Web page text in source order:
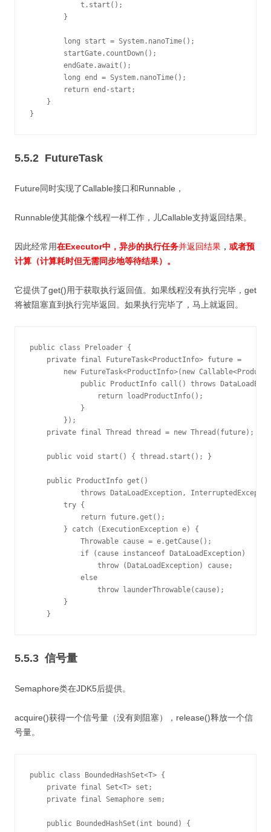
            t.start();
        }
        long start = System.nanoTime();
        startGate.countDown();
        endGate.await();
        long end = System.nanoTime();
        return end-start;
    }
}
5.5.2 FutureTask
Future同时实现了Callable接口和Runnable，
Runnable使其能像个线程一样工作，儿Callable支持返回结果。
因此经常用在Executor中，异步的执行任务并返回结果 ， 或者预
计算（计算耗时但无需同步地等待结果）。
它提供了get()用于获取执行返回值。如果线程没有执行完毕，get
将被阻塞直到执行完毕返回。如果执行完毕了，马上就返回。
public class Preloader {
private final FutureTask<ProductInfo> future =
new FutureTask<ProductInfo>(new
public ProductInfo call() throws
return loadProductInfo();
}
});
private final Thread thread = new Thread(future);
public void start() { thread.start(); }
public ProductInfo get()
throws DataLoadException,
try {
return future.get();
} catch (ExecutionException e) {
Throwable cause = e.getCause();
if (cause instanceof DataLoadException)
throw (DataLoadException) cause;
else
throw launderThrowable(cause);
}
}
5.5.3 信号量
Semaphore类在JDK5后提供。
acquire()获得一个信号量（没有则阻塞），release()释放一个信
号量。
public class BoundedHashSet<T> {
    private final Set<T> set;
    private final Semaphore sem;
    public BoundedHashSet(int bound) {